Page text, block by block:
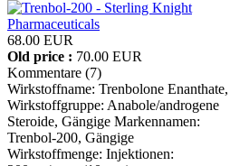
68.00 EUR
Old price : 70.00 EUR
Kommentare (7)
Wirkstoffname: Trenbolone Enanthate,
Wirkstoffgruppe: Anabole/androgene
Steroide, Gängige Markennamen:
Trenbol-200, Gängige
Wirkstoffmenge: Injektionen: